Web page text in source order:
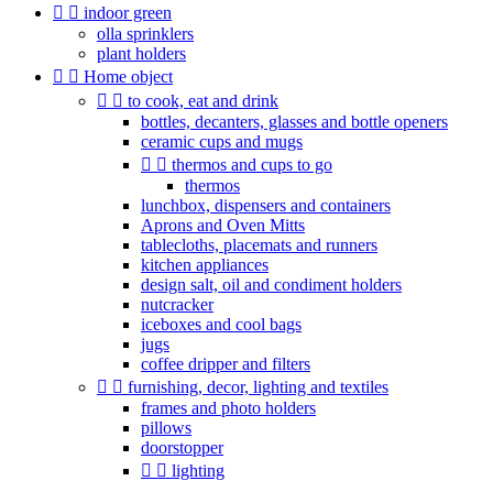
  indoor green
olla sprinklers
plant holders
  Home object
  to cook, eat and drink
bottles, decanters, glasses and bottle openers
ceramic cups and mugs
  thermos and cups to go
thermos
lunchbox, dispensers and containers
Aprons and Oven Mitts
tablecloths, placemats and runners
kitchen appliances
design salt, oil and condiment holders
nutcracker
iceboxes and cool bags
jugs
coffee dripper and filters
  furnishing, decor, lighting and textiles
frames and photo holders
pillows
doorstopper
  lighting